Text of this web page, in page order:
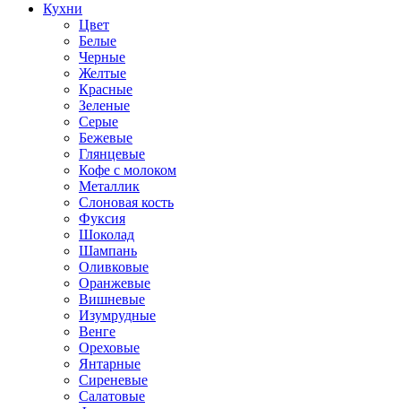
Кухни
Цвет
Белые
Черные
Желтые
Красные
Зеленые
Серые
Бежевые
Глянцевые
Кофе с молоком
Металлик
Слоновая кость
Фуксия
Шоколад
Шампань
Оливковые
Оранжевые
Вишневые
Изумрудные
Венге
Ореховые
Янтарные
Сиреневые
Салатовые